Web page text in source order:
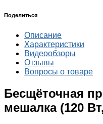
Поделиться
Описание
Характеристики
Видеообзоры
Отзывы
Вопросы о товаре
Бесщёточная
мешалка (120